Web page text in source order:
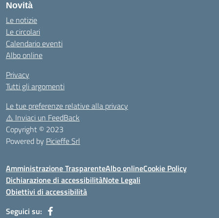
Novità
Le notizie
Le circolari
Calendario eventi
Albo online
Privacy
Tutti gli argomenti
Le tue preferenze relative alla privacy
⚠️ Inviaci un FeedBack
Copyright © 2023
Powered by Picieffe Srl
Amministrazione TrasparenteAlbo onlineCookie Policy
Dichiarazione di accessibilitàNote Legali
Obiettivi di accessibilità
Seguici su: